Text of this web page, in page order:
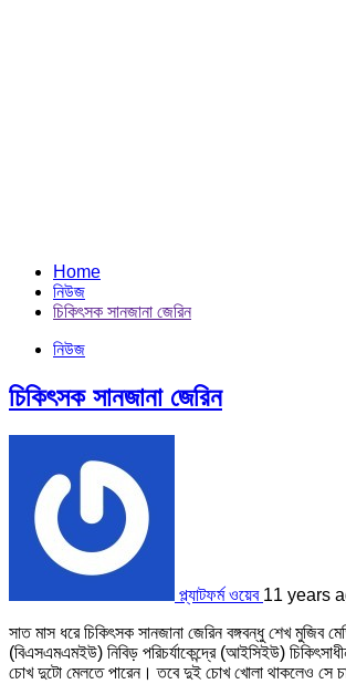
Home
নিউজ
চিকিৎসক সানজানা জেরিন
নিউজ
চিকিৎসক সানজানা জেরিন
প্ল্যাটফর্ম ওয়েব 11 years
সাত মাস ধরে চিকিৎসক সানজানা জেরিন বঙ্গবন্ধু শেখ মুজিব
(বিএসএমএমইউ) নিবিড় পরিচর্যাকেন্দ্রে (আইসিইউ)
চোখ দুটো মেলতে পারেন। তবে দুই চোখ খোলা থাকলেও সে